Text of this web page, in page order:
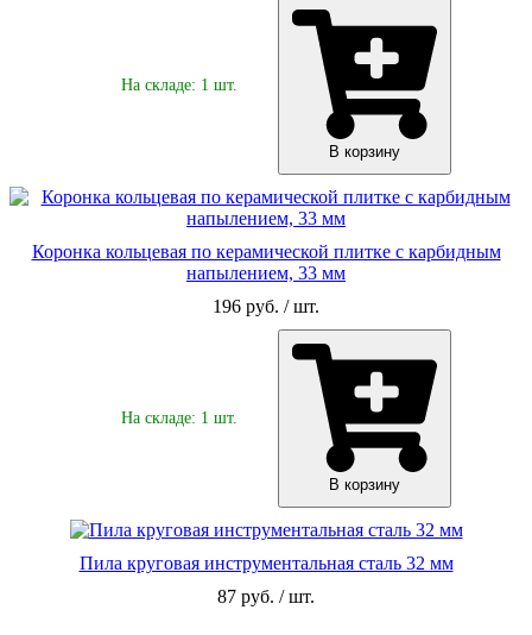
На складе: 1 шт.
В корзину
Коронка кольцевая по керамической плитке с карбидным
напылением, 33 мм
196 руб. / шт.
На складе: 1 шт.
В корзину
Пила круговая инструментальная сталь 32 мм
87 руб. / шт.